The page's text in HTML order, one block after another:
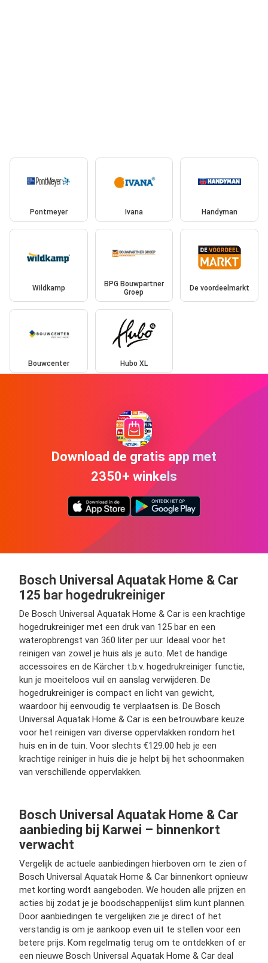
Pontmeyer Ivana Handyman
Wildkamp
BPG Bouwpartner
Groep
De voordeelmarkt
Bouwcenter Hubo XL
Download de gratis app met
2350+ winkels
Bosch Universal Aquatak Home & Car
125 bar hogedrukreiniger
De Bosch Universal Aquatak Home & Car is een krachtige
hogedrukreiniger met een druk van 125 bar en een
wateropbrengst van 360 liter per uur. Ideaal voor het
reinigen van zowel je huis als je auto. Met de handige
accessoires en de Kärcher t.b.v. hogedrukreiniger functie,
kun je moeiteloos vuil en aanslag verwijderen. De
hogedrukreiniger is compact en licht van gewicht,
waardoor hij eenvoudig te verplaatsen is. De Bosch
Universal Aquatak Home & Car is een betrouwbare keuze
voor het reinigen van diverse oppervlakken rondom het
huis en in de tuin. Voor slechts €129.00 heb je een
krachtige reiniger in huis die je helpt bij het schoonmaken
van verschillende oppervlakken.
Bosch Universal Aquatak Home & Car
aanbieding bij Karwei – binnenkort
verwacht
Vergelijk de actuele aanbiedingen hierboven om te zien of
Bosch Universal Aquatak Home & Car binnenkort opnieuw
met korting wordt aangeboden. We houden alle prijzen en
acties bij zodat je je boodschappenlijst slim kunt plannen.
Door aanbiedingen te vergelijken zie je direct of het
verstandig is om je aankoop even uit te stellen voor een
betere prijs. Kom regelmatig terug om te ontdekken of er
een nieuwe Bosch Universal Aquatak Home & Car deal